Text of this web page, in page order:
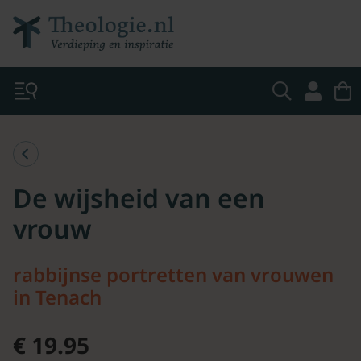
De wijsheid van een
vrouw
rabbijnse portretten van vrouwen
in Tenach
€ 19.95